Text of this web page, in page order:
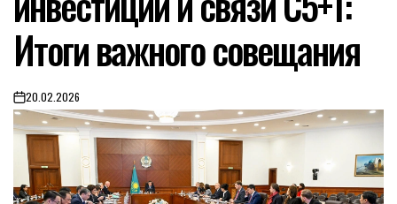
Итоги важного совещания
on20.02.2026